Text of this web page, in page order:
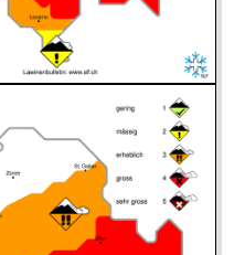
im Überblick.